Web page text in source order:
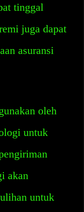
tinggal
juga dapat
asuransi
oleh
untuk
akan
untuk